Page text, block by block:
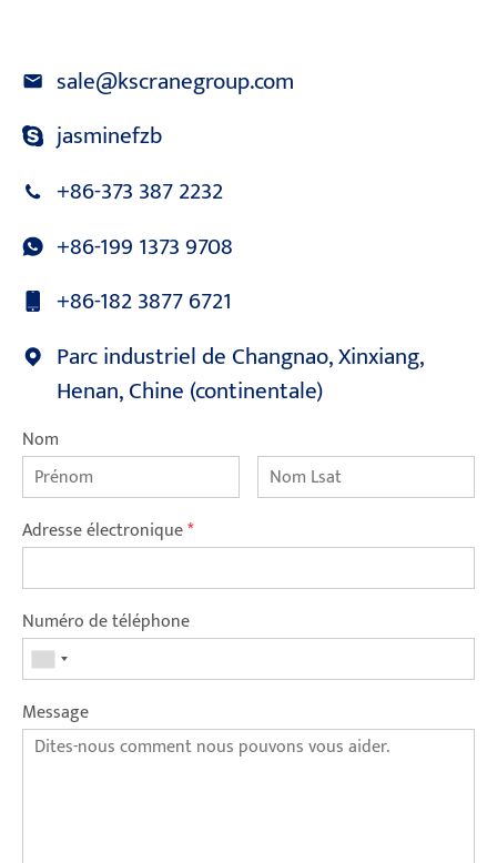
sale@kscranegroup.com
jasminefzb
+86-373 387 2232
+86-199 1373 9708
+86-182 3877 6721
Parc industriel de Changnao, Xinxiang,
Henan, Chine (continentale)
Nom
Adresse électronique*
Numéro de téléphone
Message